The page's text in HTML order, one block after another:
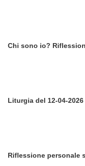
Chi sono io?
Liturgia del 12-04-2026
Riflessione personale